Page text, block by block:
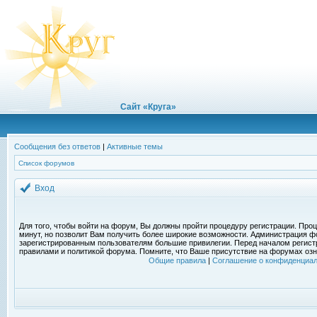
Сайт «Круга»
Сообщения без ответов | Активные темы
Список форумов
Вход
Для того, чтобы войти на форум, Вы должны пройти процедуру регистрации.
минут, но позволит Вам получить более широкие возможности. Администрация
зарегистрированным пользователям большие привилегии. Перед началом
правилами и политикой форума. Помните, что Ваше присутствие на форумах
Общие правила| Соглашение о